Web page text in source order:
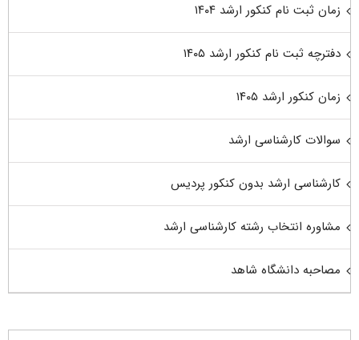
زمان ثبت نام کنکور ارشد ۱۴۰۴
دفترچه ثبت نام کنکور ارشد ۱۴۰۵
زمان کنکور ارشد ۱۴۰۵
سوالات کارشناسی ارشد
کارشناسی ارشد بدون کنکور پردیس
مشاوره انتخاب رشته کارشناسی ارشد
مصاحبه دانشگاه شاهد